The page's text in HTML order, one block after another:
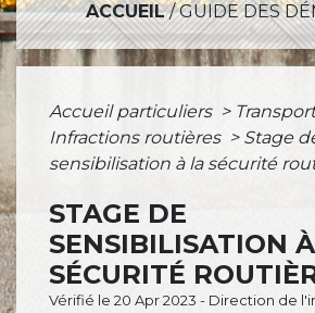
ACCUEIL/GUIDE DES
Accueil particuliers >
Infractions routières > Stage
sensibilisation à la sécurité
STAGE DE
SENSIBILISATION
SÉCURITÉ
Vérifié le 20 Apr 2023 - Direction de